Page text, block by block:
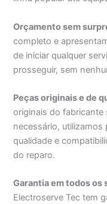
Orçamento sem
completo e
de iniciar qualquer
prosseguir, sem
Peças originais e de
originais do fabricante
necessário, utilizamos
qualidade e
do reparo.
Garantia em todos os
Electroserve Tec tem